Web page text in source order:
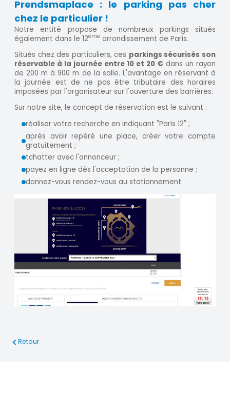
Prendsmaplace : le parking pas cher
chez le particulier !
Notre entité propose de nombreux parkings situés
également dans le 12ème arrondissement de Paris.
Situés chez des particuliers, ces parkings sécurisés son
réservable à la journée entre 10 et 20 € dans un rayon
de 200 m à 900 m de la salle. L'avantage en réservant à
la journée est de ne pas être tributaire des horaires
imposées par l'organisateur sur l'ouverture des barrières.
Sur notre site, le concept de réservation est le suivant :
réaliser votre recherche en indiquant "Paris 12" ;
après avoir repéré une place, créer votre compte
gratuitement ;
tchatter avec l'annonceur ;
payez en ligne dès l'acceptation de la personne ;
donnez-vous rendez-vous au stationnement.
Retour